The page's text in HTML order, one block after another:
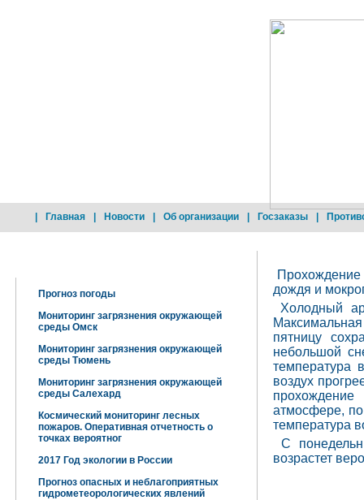
Главная Новости Об организации Госзаказы
Прогноз погоды
Мониторинг загрязнения окружающей
среды Омск
Мониторинг загрязнения окружающей
среды Тюмень
Мониторинг загрязнения окружающей
среды Салехард
Космический мониторинг лесных
пожаров. Оперативная отчетность о
точках вероятног
2017 Год экологии в России
Прогноз опасных и неблагоприятных
гидрометеорологических явлений
Прохождение
дождя и
Холодный
пятницу
небольшой
температура
воздух
прохождение
атмосфере,
температура
С
возрастет